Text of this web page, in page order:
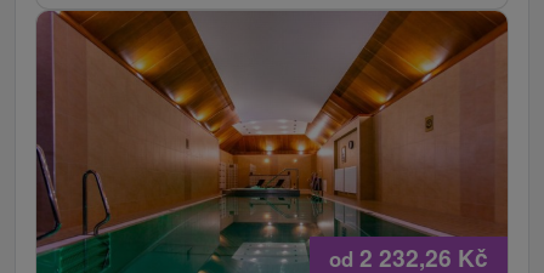
od 2 232,26 Kč